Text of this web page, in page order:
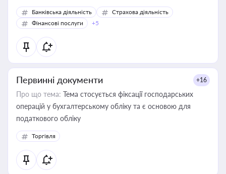
Банківська діяльність
Страхова діяльність
Фінансові послуги
+5
Первинні документи +16
Про що тема: Тема стосується фіксації господарських
операцій у бухгалтерському обліку та є основою для
податкового обліку
Торгівля